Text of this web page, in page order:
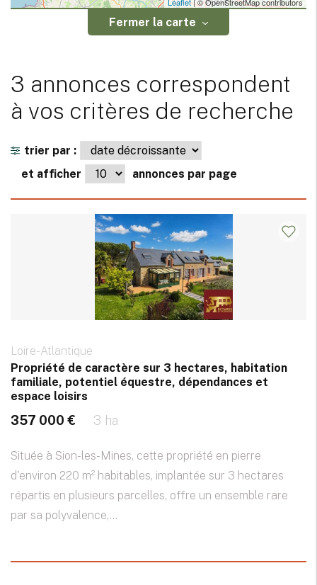
Fermer la carte
3 annonces correspondent
à vos critères de recherche
trier par :
et afficher
annonces par page
Loire-Atlantique
Propriété de caractère sur 3 hectares, habitation
familiale, potentiel équestre, dépendances et
espace loisirs
357 000 € 3 ha
Située à Sion-les-Mines, cette propriété en pierre
d'environ 220 m² habitables, implantée sur 3 hectares
répartis en plusieurs parcelles, offre un ensemble rare
par sa polyvalence,...